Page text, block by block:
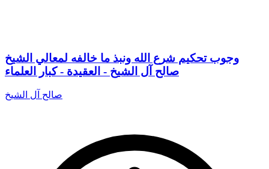
وجوب تحكيم شرع الله ونبذ ما خالفه لمعالي الشيخ
صالح آل الشيخ - العقيدة - كبار العلماء
صالح آل الشيخ